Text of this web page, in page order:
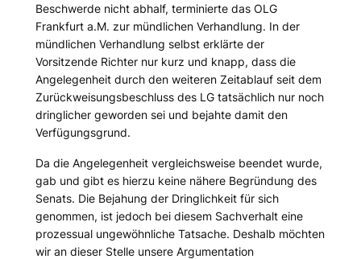
Beschwerde nicht abhalf, terminierte das OLG
Frankfurt a.M. zur mündlichen Verhandlung. In der
mündlichen Verhandlung selbst erklärte der
Vorsitzende Richter nur kurz und knapp, dass die
Angelegenheit durch den weiteren Zeitablauf seit dem
Zurückweisungsbeschluss des LG tatsächlich nur noch
dringlicher geworden sei und bejahte damit den
Verfügungsgrund.
Da die Angelegenheit vergleichsweise beendet wurde,
gab und gibt es hierzu keine nähere Begründung des
Senats. Die Bejahung der Dringlichkeit für sich
genommen, ist jedoch bei diesem Sachverhalt eine
prozessual ungewöhnliche Tatsache. Deshalb möchten
wir an dieser Stelle unsere Argumentation